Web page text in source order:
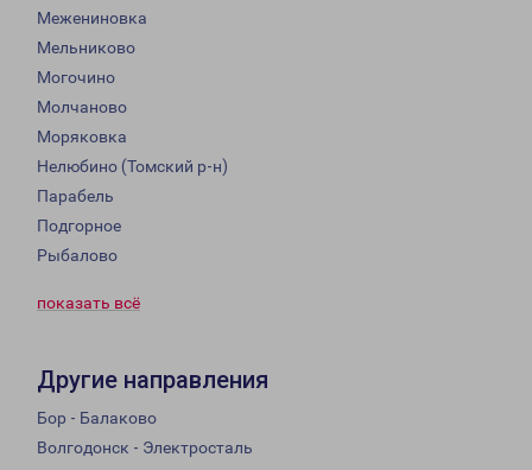
Межениновка
Мельниково
Могочино
Молчаново
Моряковка
Нелюбино (Томский р-н)
Парабель
Подгорное
Рыбалово
показать всё
Другие направления
Бор - Балаково
Волгодонск - Электросталь